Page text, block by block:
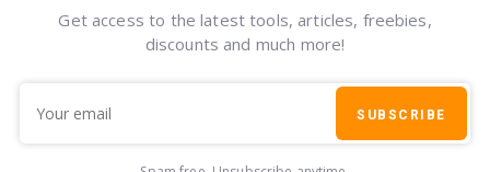
Get access to the latest tools, articles, freebies,
discounts and much more!
SUBSCRIBE